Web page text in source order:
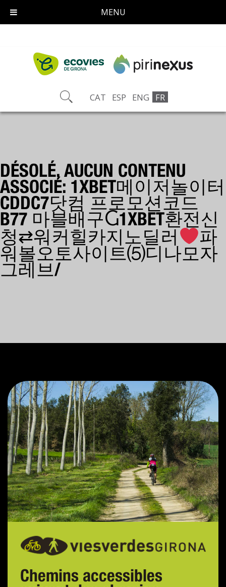
CAT ESP ENG FR
DÉSOLÉ, AUCUN CONTENU
ASSOCIÉ: 1XBET메이저놀이터
CDDC7닷컴 프로모션코드
B77 마블배구Ⴚ1XBET환전신
청⇄워커힐카지노딜러
파
워볼오토사이트⑸디나모자
그레브/
Chemins accessibles
MENU